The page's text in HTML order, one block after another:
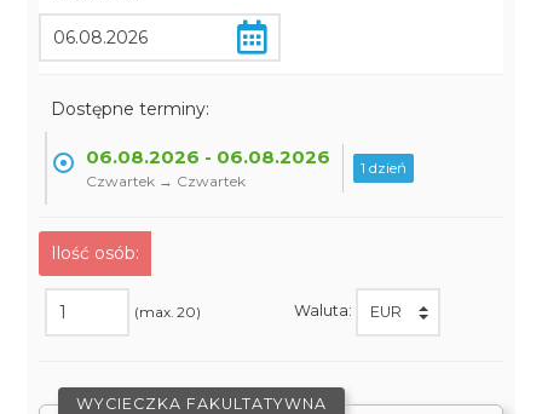
Dostępne terminy:
06.08.2026 - 06.08.2026
Czwartek → Czwartek
1 dzień
Ilość osób:
(max. 20) Waluta:
WYCIECZKA FAKULTATYWNA